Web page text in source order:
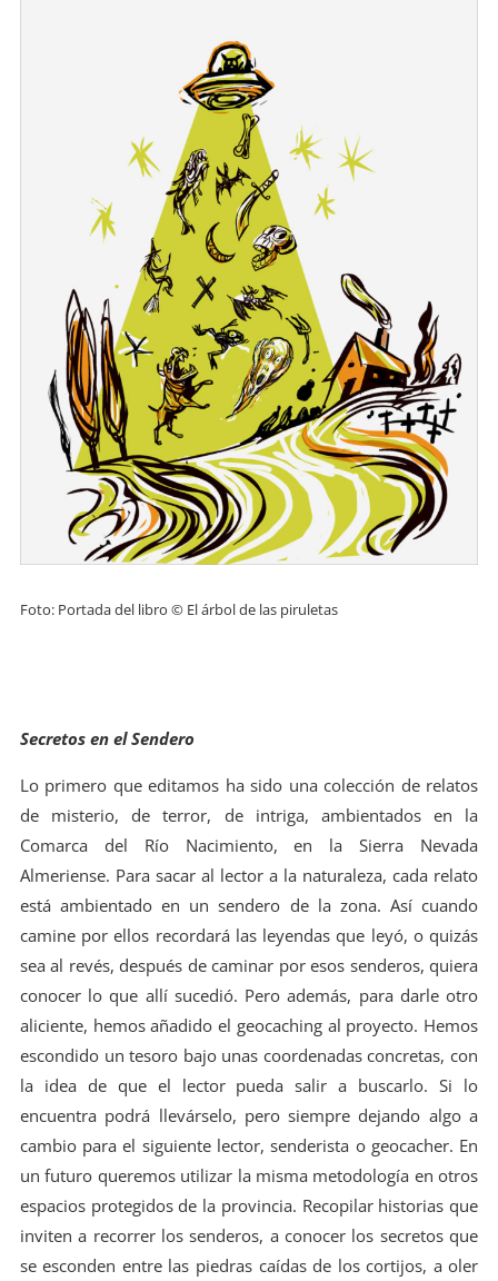
Foto: Portada del libro © El árbol de las piruletas
Secretos en el Sendero
Lo primero que editamos ha sido una colección de relatos
de misterio, de terror, de intriga, ambientados en la
Comarca del Río Nacimiento, en la Sierra Nevada
Almeriense. Para sacar al lector a la naturaleza, cada relato
está ambientado en un sendero de la zona. Así cuando
camine por ellos recordará las leyendas que leyó, o quizás
sea al revés, después de caminar por esos senderos, quiera
conocer lo que allí sucedió. Pero además, para darle otro
aliciente, hemos añadido el geocaching al proyecto. Hemos
escondido un tesoro bajo unas coordenadas concretas, con
la idea de que el lector pueda salir a buscarlo. Si lo
encuentra podrá llevárselo, pero siempre dejando algo a
cambio para el siguiente lector, senderista o geocacher. En
un futuro queremos utilizar la misma metodología en otros
espacios protegidos de la provincia. Recopilar historias que
inviten a recorrer los senderos, a conocer los secretos que
se esconden entre las piedras caídas de los cortijos, a oler